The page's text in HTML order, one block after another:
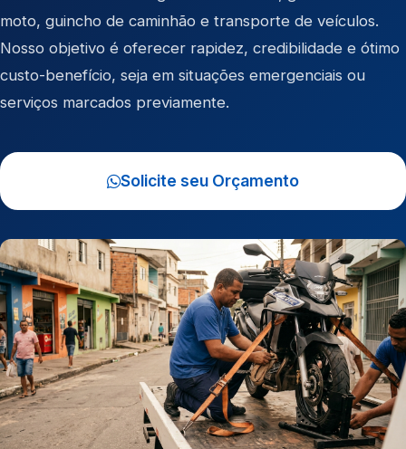
moto, guincho de caminhão e transporte de veículos.
Nosso objetivo é oferecer rapidez, credibilidade e ótimo
custo-benefício, seja em situações emergenciais ou
serviços marcados previamente.
Solicite seu Orçamento